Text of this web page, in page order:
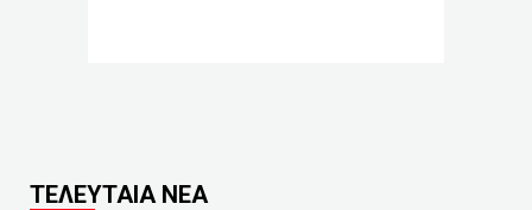
ΤΕΛΕΥΤΑΙΑ ΝΕΑ